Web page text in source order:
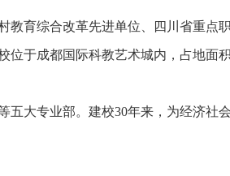
教育综合改革先进单位、四川省重点
于成都国际科教艺术城内，占地面
大专业部。建校30年来，为经济社